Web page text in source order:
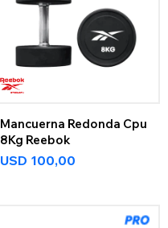
Mancuerna Redonda Cpu
8Kg Reebok
USD 100,00